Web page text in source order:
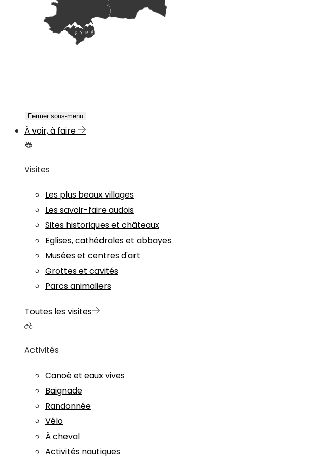
Fermer sous-menu
À voir, à faire
Visites
Les plus beaux villages
Les savoir-faire audois
Sites historiques et châteaux
Eglises, cathédrales et abbayes
Musées et centres d'art
Grottes et cavités
Parcs animaliers
Toutes les visites
Activités
Canoë et eaux vives
Baignade
Randonnée
Vélo
À cheval
Activités nautiques